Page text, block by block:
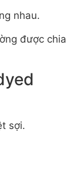
nhau.
được chia
sợi.